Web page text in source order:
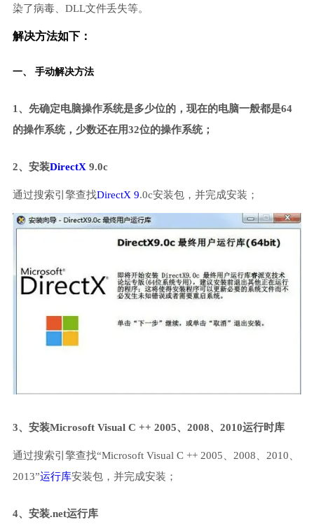
染了病毒、DLL文件丢失等。
解决方法如下：
一、 手动解决方法
1、先确定电脑操作系统是多少位的，现在的电脑一般都是64
的操作系统，少数还在用32位的操作系统；
2、安装DirectX 9.0c
通过搜索引擎查找DirectX 9.0c安装包，并完成安装；
3、安装Microsoft Visual C ++ 2005、2008、2010运行时库
通过搜索引擎查找“Microsoft Visual C ++ 2005、2008、2010、
2013”运行库安装包，并完成安装；
4、安装.net运行库